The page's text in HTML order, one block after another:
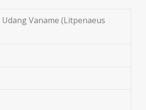
Vaname (Litpenaeus